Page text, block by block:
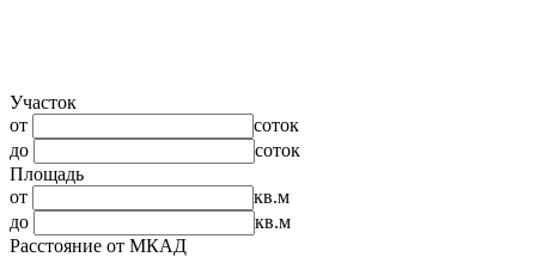
Участок
от
соток
до
соток
Площадь
от
кв.м
до
кв.м
Расстояние от МКАД